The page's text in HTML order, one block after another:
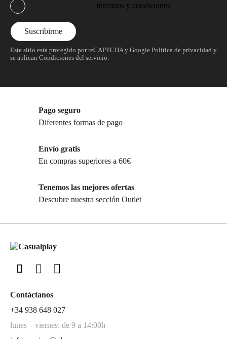
términos y condiciones
Este sitio está protegido por reCAPTCHA y Google Política de privacidad y
se aplican Condiciones del servicio.
Pago seguro
Diferentes formas de pago
Envío gratis
En compras superiores a 60€
Tenemos las mejores ofertas
Descubre nuestra sección Outlet
Contáctanos
+34 938 648 027
lunes – viernes: de 9 a 14:00h